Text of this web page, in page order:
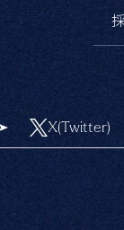
X(Twitter)